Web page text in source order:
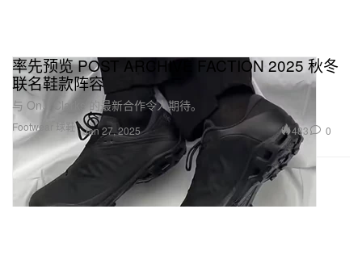
Footwear 球鞋
率先预览 POST ARCHIVE FACTION 2025 秋冬
联名鞋款阵容
与 On、Clarks 的最新合作令人期待。
Jan 27, 2025 483 0